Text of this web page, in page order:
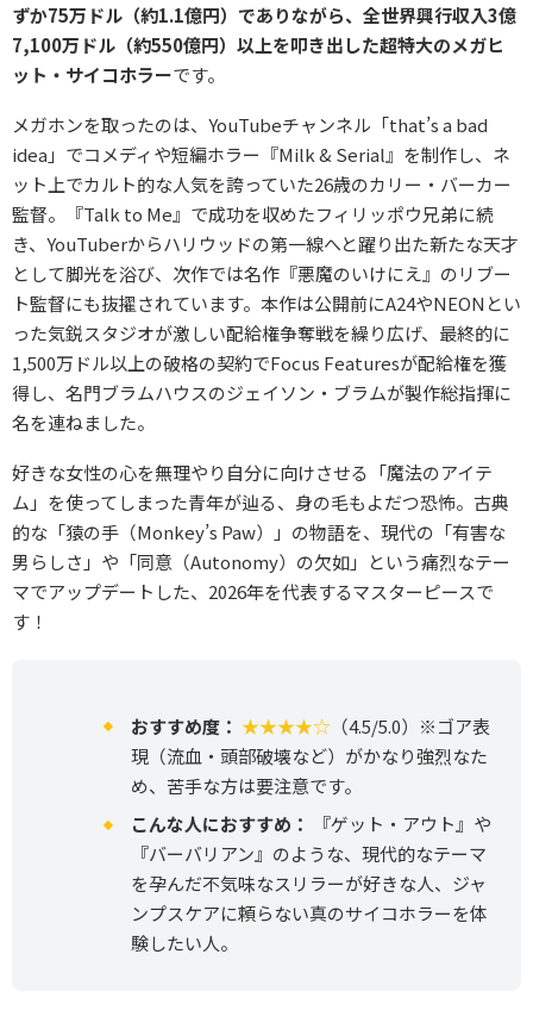
ずか75万ドル（約1.1億円）でありながら、全世界興行収入3億
7,100万ドル（約550億円）以上を叩き出した超特大のメガヒ
ット・サイコホラーです。
メガホンを取ったのは、YouTubeチャンネル「that’s a bad
idea」でコメディや短編ホラー『Milk & Serial』を制作し、ネ
ット上でカルト的な人気を誇っていた26歳のカリー・バーカー
監督。『Talk to Me』で成功を収めたフィリッポウ兄弟に続
き、YouTuberからハリウッドの第一線へと躍り出た新たな天才
として脚光を浴び、次作では名作『悪魔のいけにえ』のリブー
ト監督にも抜擢されています。本作は公開前にA24やNEONとい
った気鋭スタジオが激しい配給権争奪戦を繰り広げ、最終的に
1,500万ドル以上の破格の契約でFocus Featuresが配給権を獲
得し、名門ブラムハウスのジェイソン・ブラムが製作総指揮に
名を連ねました。
好きな女性の心を無理やり自分に向けさせる「魔法のアイテ
ム」を使ってしまった青年が辿る、身の毛もよだつ恐怖。古典
的な「猿の手（Monkey’s Paw）」の物語を、現代の「有害な
男らしさ」や「同意（Autonomy）の欠如」という痛烈なテー
マでアップデートした、2026年を代表するマスターピースで
す！
おすすめ度： ★★★★☆ （4.5/5.0）※ゴア表
現（流血・頭部破壊など）がかなり強烈なた
め、苦手な方は要注意です。
こんな人におすすめ：
『ゲット・アウト』や
『バーバリアン』のような、現代的なテーマ
を孕んだ不気味なスリラーが好きな人、ジャ
ンプスケアに頼らない真のサイコホラーを体
験したい人。